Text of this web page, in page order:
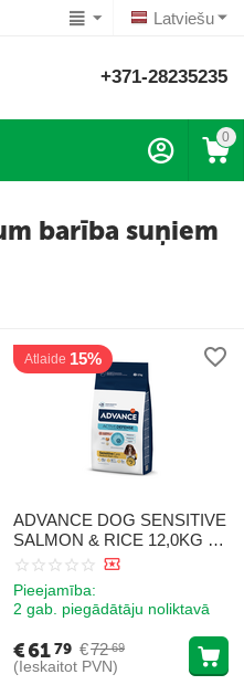
Latviešu
+371-28235235
0
barība suņiem
Atlaide 15%
ADVANCE DOG SENSITIVE
SALMON & RICE 12,0KG -
JUTĪGIEM SUŅIEM (LASIS
Pieejamība:
2 gab. piegādātāju noliktavā
€72 69
€6179
(Ieskaitot PVN)